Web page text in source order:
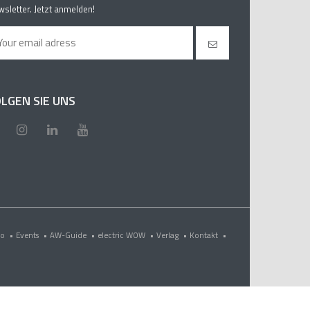
Jetzt anmelden!
SIE UNS
• Events • AW-Guide • electric WOW • Verlag • Kontakt •